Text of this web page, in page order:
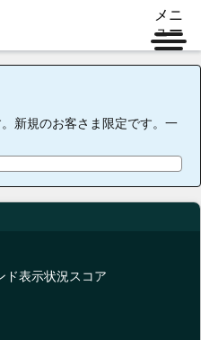
メニ
ュー
新規のお客さま限定です。一
ド表示状況スコア